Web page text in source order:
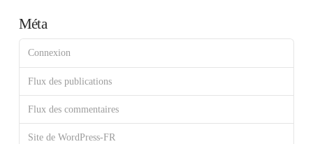
Méta
Connexion
Flux des publications
Flux des commentaires
Site de WordPress-FR